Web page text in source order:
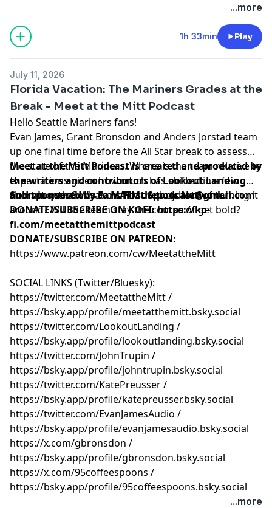
...more
1h 33min Play
July 11, 2026
Florida Vacation: The Mariners Grades at the
Break - Meet at the Mitt Podcast
Hello Seattle Mariners fans!
Evan James, Grant Bronsdon and Anders Jorstad team
up one final time before the All Star break to assess
the state of the Mariners. Where is the team relative to
expectations given how much has shifted in a few
short months? What chance do they have of turning it
around? Will the team stay the course of get bold?
Meet at the Mitt Podcast is created and produced by
the writers and contributors ofLookout Landing
and sponsored byFans First Sports Network.
Submit questions toMATMthepodcast@gmail.com
DONATE/SUBSCRIBE ON KOFI:https://ko-
fi.com/meetatthemittpodcast
DONATE/SUBSCRIBE ON PATREON:
https://www.patreon.com/cw/MeetattheMitt⁠⁠⁠⁠⁠⁠⁠⁠⁠⁠⁠⁠⁠⁠⁠⁠⁠⁠⁠⁠⁠⁠⁠⁠⁠⁠⁠⁠⁠⁠⁠⁠⁠
SOCIAL LINKS (Twitter/Bluesky):
⁠⁠⁠⁠⁠⁠⁠⁠⁠⁠⁠⁠⁠⁠⁠⁠⁠⁠⁠⁠⁠⁠⁠⁠⁠⁠⁠⁠⁠⁠⁠⁠⁠⁠⁠⁠⁠⁠⁠⁠⁠⁠⁠⁠⁠⁠⁠⁠⁠⁠⁠⁠⁠⁠⁠⁠⁠⁠⁠⁠⁠⁠⁠⁠⁠⁠⁠⁠⁠⁠⁠⁠⁠⁠⁠⁠⁠⁠⁠⁠⁠⁠⁠⁠⁠⁠⁠⁠⁠⁠⁠⁠⁠https://twitter.com/MeetattheMitt⁠⁠⁠⁠⁠⁠⁠⁠⁠⁠⁠⁠⁠⁠⁠⁠⁠⁠⁠⁠⁠⁠⁠⁠⁠⁠⁠⁠⁠⁠⁠⁠⁠⁠⁠⁠⁠⁠⁠⁠⁠⁠⁠⁠⁠⁠⁠⁠⁠⁠⁠⁠⁠⁠⁠⁠⁠⁠⁠⁠⁠⁠⁠⁠⁠⁠⁠⁠⁠⁠⁠⁠⁠⁠⁠⁠⁠⁠⁠⁠⁠⁠⁠⁠⁠⁠⁠⁠⁠⁠⁠⁠⁠/
⁠⁠⁠⁠⁠⁠⁠⁠⁠⁠⁠⁠⁠⁠⁠⁠⁠⁠⁠⁠⁠⁠⁠⁠⁠⁠⁠⁠⁠⁠⁠⁠⁠⁠⁠⁠⁠⁠⁠⁠⁠⁠⁠⁠⁠⁠⁠⁠⁠⁠⁠⁠⁠⁠⁠⁠⁠⁠⁠⁠⁠⁠⁠⁠⁠⁠⁠⁠⁠⁠⁠⁠⁠⁠⁠⁠⁠⁠⁠⁠⁠⁠⁠⁠⁠⁠⁠⁠⁠⁠⁠⁠⁠https://bsky.app/profile/meetatthemitt.bsky.social⁠⁠⁠⁠⁠⁠⁠⁠⁠⁠⁠⁠⁠⁠⁠⁠⁠⁠⁠⁠⁠⁠⁠⁠⁠⁠⁠⁠⁠⁠⁠⁠⁠⁠⁠⁠⁠⁠⁠⁠⁠⁠⁠⁠⁠⁠⁠⁠⁠⁠⁠⁠⁠⁠⁠⁠⁠⁠⁠⁠⁠⁠⁠⁠⁠⁠⁠⁠⁠⁠⁠⁠⁠⁠⁠⁠⁠⁠⁠⁠⁠⁠⁠⁠⁠⁠⁠⁠⁠⁠⁠⁠⁠
⁠⁠⁠⁠⁠⁠⁠⁠⁠⁠⁠⁠⁠⁠⁠⁠⁠⁠⁠⁠⁠⁠⁠⁠⁠⁠⁠⁠⁠⁠⁠⁠⁠⁠⁠⁠⁠⁠⁠⁠⁠⁠⁠⁠⁠⁠⁠⁠⁠⁠⁠⁠⁠⁠⁠⁠⁠⁠⁠⁠⁠⁠⁠⁠⁠⁠⁠⁠⁠⁠⁠⁠⁠⁠⁠⁠⁠⁠⁠⁠⁠⁠⁠⁠⁠⁠⁠⁠⁠⁠⁠⁠⁠https://twitter.com/LookoutLanding⁠⁠⁠⁠⁠⁠⁠⁠⁠⁠⁠⁠⁠⁠⁠⁠⁠⁠⁠⁠⁠⁠⁠⁠⁠⁠⁠⁠⁠⁠⁠⁠⁠⁠⁠⁠⁠⁠⁠⁠⁠⁠⁠⁠⁠⁠⁠⁠⁠⁠⁠⁠⁠⁠⁠⁠⁠⁠⁠⁠⁠⁠⁠⁠⁠⁠⁠⁠⁠⁠⁠⁠⁠⁠⁠⁠⁠⁠⁠⁠⁠⁠⁠⁠⁠⁠⁠⁠⁠⁠⁠⁠⁠ /
⁠⁠⁠⁠⁠⁠⁠⁠⁠⁠⁠⁠⁠⁠⁠⁠⁠⁠⁠⁠⁠⁠⁠⁠⁠⁠⁠⁠⁠⁠⁠⁠⁠⁠⁠⁠⁠⁠⁠⁠⁠⁠⁠⁠⁠⁠⁠⁠⁠⁠⁠⁠⁠⁠⁠⁠⁠⁠⁠⁠⁠⁠⁠⁠⁠⁠⁠⁠⁠⁠⁠⁠⁠⁠⁠⁠⁠⁠⁠⁠⁠⁠⁠⁠⁠⁠⁠⁠⁠⁠⁠⁠⁠https://bsky.app/profile/lookoutlanding.bsky.social⁠⁠⁠⁠⁠⁠⁠⁠⁠⁠⁠⁠⁠⁠⁠⁠⁠⁠⁠⁠⁠⁠⁠⁠⁠⁠⁠⁠⁠⁠⁠⁠⁠⁠⁠⁠⁠⁠⁠⁠⁠⁠⁠⁠⁠⁠⁠⁠⁠⁠⁠⁠⁠⁠⁠⁠⁠⁠⁠⁠⁠⁠⁠⁠⁠⁠⁠⁠⁠⁠⁠⁠⁠⁠⁠⁠⁠⁠⁠⁠⁠⁠⁠⁠⁠⁠⁠⁠⁠⁠⁠⁠⁠
⁠⁠⁠⁠⁠⁠⁠⁠⁠⁠⁠⁠⁠⁠⁠⁠⁠⁠⁠⁠⁠⁠⁠⁠⁠⁠⁠⁠⁠⁠⁠⁠⁠⁠⁠⁠⁠⁠⁠⁠⁠⁠⁠⁠⁠⁠⁠⁠⁠⁠⁠⁠⁠⁠⁠⁠⁠⁠⁠⁠⁠⁠⁠⁠⁠⁠⁠⁠⁠⁠⁠⁠⁠⁠⁠⁠⁠⁠⁠⁠⁠⁠⁠⁠⁠⁠⁠⁠⁠⁠⁠⁠⁠https://twitter.com/JohnTrupin⁠⁠⁠⁠⁠⁠⁠⁠⁠⁠⁠⁠⁠⁠⁠⁠⁠⁠⁠⁠⁠⁠⁠⁠⁠⁠⁠⁠⁠⁠⁠⁠⁠⁠⁠⁠⁠⁠⁠⁠⁠⁠⁠⁠⁠⁠⁠⁠⁠⁠⁠⁠⁠⁠⁠⁠⁠⁠⁠⁠⁠⁠⁠⁠⁠⁠⁠⁠⁠⁠⁠⁠⁠⁠⁠⁠⁠⁠⁠⁠⁠⁠⁠⁠⁠⁠⁠⁠⁠⁠⁠⁠⁠ /
⁠⁠⁠⁠⁠⁠⁠⁠⁠⁠⁠⁠⁠⁠⁠⁠⁠⁠⁠⁠⁠⁠⁠⁠⁠⁠⁠⁠⁠⁠⁠⁠⁠⁠⁠⁠⁠⁠⁠⁠⁠⁠⁠⁠⁠⁠⁠⁠⁠⁠⁠⁠⁠⁠⁠⁠⁠⁠⁠⁠⁠⁠⁠⁠⁠⁠⁠⁠⁠⁠⁠⁠⁠⁠⁠⁠⁠⁠⁠⁠⁠⁠⁠⁠⁠⁠⁠⁠⁠⁠⁠⁠⁠https://bsky.app/profile/johntrupin.bsky.social⁠⁠⁠⁠⁠⁠⁠⁠⁠⁠⁠⁠⁠⁠⁠⁠⁠⁠⁠⁠⁠⁠⁠⁠⁠⁠⁠⁠⁠⁠⁠⁠⁠⁠⁠⁠⁠⁠⁠⁠⁠⁠⁠⁠⁠⁠⁠⁠⁠⁠⁠⁠⁠⁠⁠⁠⁠⁠⁠⁠⁠⁠⁠⁠⁠⁠⁠⁠⁠⁠⁠⁠⁠⁠⁠⁠⁠⁠⁠⁠⁠⁠⁠⁠⁠⁠⁠⁠⁠⁠⁠⁠⁠
⁠⁠⁠⁠⁠⁠⁠⁠⁠⁠⁠⁠⁠⁠⁠⁠⁠⁠⁠⁠⁠⁠⁠⁠⁠⁠⁠⁠⁠⁠⁠⁠⁠⁠⁠⁠⁠⁠⁠⁠⁠⁠⁠⁠⁠⁠⁠⁠⁠⁠⁠⁠⁠⁠⁠⁠⁠⁠⁠⁠⁠⁠⁠⁠⁠⁠⁠⁠⁠⁠⁠⁠⁠⁠⁠⁠⁠⁠⁠⁠⁠⁠⁠⁠⁠⁠⁠⁠⁠⁠⁠⁠⁠https://twitter.com/KatePreusser⁠⁠⁠⁠⁠⁠⁠⁠⁠⁠⁠⁠⁠⁠⁠⁠⁠⁠⁠⁠⁠⁠⁠⁠⁠⁠⁠⁠⁠⁠⁠⁠⁠⁠⁠⁠⁠⁠⁠⁠⁠⁠⁠⁠⁠⁠⁠⁠⁠⁠⁠⁠⁠⁠⁠⁠⁠⁠⁠⁠⁠⁠⁠⁠⁠⁠⁠⁠⁠⁠⁠⁠⁠⁠⁠⁠⁠⁠⁠⁠⁠⁠⁠⁠⁠⁠⁠⁠⁠⁠⁠⁠⁠/
⁠⁠⁠⁠⁠⁠⁠⁠⁠⁠⁠⁠⁠⁠⁠⁠⁠⁠⁠⁠⁠⁠⁠⁠⁠⁠⁠⁠⁠⁠⁠⁠⁠⁠⁠⁠⁠⁠⁠⁠⁠⁠⁠⁠⁠⁠⁠⁠⁠⁠⁠⁠⁠⁠⁠⁠⁠⁠⁠⁠⁠⁠⁠⁠⁠⁠⁠⁠⁠⁠⁠⁠⁠⁠⁠⁠⁠⁠⁠⁠⁠⁠⁠⁠⁠⁠⁠⁠⁠⁠⁠⁠⁠https://bsky.app/profile/katepreusser.bsky.social⁠⁠⁠⁠⁠⁠⁠⁠⁠⁠⁠⁠⁠⁠⁠⁠⁠⁠⁠⁠⁠⁠⁠⁠⁠⁠⁠⁠⁠⁠⁠⁠⁠⁠⁠⁠⁠⁠⁠⁠⁠⁠⁠⁠⁠⁠⁠⁠⁠⁠⁠⁠⁠⁠⁠⁠⁠⁠⁠⁠⁠⁠⁠⁠⁠⁠⁠⁠⁠⁠⁠⁠⁠⁠⁠⁠⁠⁠⁠⁠⁠⁠⁠⁠⁠⁠⁠⁠⁠⁠⁠⁠⁠
⁠⁠⁠⁠⁠⁠⁠⁠⁠⁠⁠⁠⁠⁠⁠⁠⁠⁠⁠⁠⁠⁠⁠⁠⁠⁠⁠⁠⁠⁠⁠⁠⁠⁠⁠⁠⁠⁠⁠⁠⁠⁠⁠⁠⁠⁠⁠⁠⁠⁠⁠⁠⁠⁠⁠⁠⁠⁠⁠⁠⁠⁠⁠⁠⁠⁠⁠⁠⁠⁠⁠⁠⁠⁠⁠⁠⁠⁠⁠⁠⁠⁠⁠⁠⁠⁠⁠⁠⁠⁠⁠⁠⁠https://twitter.com/EvanJamesAudio⁠⁠⁠⁠⁠⁠⁠⁠⁠⁠⁠⁠⁠⁠⁠⁠⁠⁠⁠⁠⁠⁠⁠⁠⁠⁠⁠⁠⁠⁠⁠⁠⁠⁠⁠⁠⁠⁠⁠⁠⁠⁠⁠⁠⁠⁠⁠⁠⁠⁠⁠⁠⁠⁠⁠⁠⁠⁠⁠⁠⁠⁠⁠⁠⁠⁠⁠⁠⁠⁠⁠⁠⁠⁠⁠⁠⁠⁠⁠⁠⁠⁠⁠⁠⁠⁠⁠⁠⁠⁠⁠⁠⁠ /
⁠⁠⁠⁠⁠⁠⁠⁠⁠⁠⁠⁠⁠⁠⁠⁠⁠⁠⁠⁠⁠⁠⁠⁠⁠⁠⁠⁠⁠⁠⁠⁠⁠⁠⁠⁠⁠⁠⁠⁠⁠⁠⁠⁠⁠⁠⁠⁠⁠⁠⁠⁠⁠⁠⁠⁠⁠⁠⁠⁠⁠⁠⁠⁠⁠⁠⁠⁠⁠⁠⁠⁠⁠⁠⁠⁠⁠⁠⁠⁠⁠⁠⁠⁠⁠⁠⁠⁠⁠⁠⁠⁠⁠https://bsky.app/profile/evanjamesaudio.bsky.social⁠⁠⁠⁠⁠⁠⁠⁠⁠⁠⁠⁠⁠⁠⁠⁠⁠⁠⁠⁠⁠⁠⁠⁠⁠⁠⁠⁠⁠⁠⁠⁠⁠⁠⁠⁠⁠⁠⁠⁠⁠⁠⁠⁠⁠⁠⁠⁠⁠⁠⁠⁠⁠⁠⁠⁠⁠⁠⁠⁠⁠⁠⁠⁠⁠⁠⁠⁠⁠⁠⁠⁠⁠⁠⁠⁠⁠⁠⁠⁠⁠⁠⁠⁠⁠⁠⁠⁠⁠⁠⁠⁠⁠
⁠⁠⁠⁠⁠⁠⁠⁠⁠⁠⁠⁠⁠⁠⁠⁠⁠⁠⁠⁠⁠⁠⁠⁠⁠⁠⁠⁠⁠⁠⁠⁠⁠⁠⁠⁠⁠⁠⁠⁠⁠⁠⁠⁠⁠⁠⁠⁠⁠⁠⁠⁠⁠⁠⁠⁠⁠⁠⁠⁠⁠⁠⁠⁠⁠⁠⁠⁠⁠⁠⁠⁠⁠⁠⁠⁠⁠⁠⁠⁠⁠⁠⁠⁠⁠⁠⁠⁠⁠⁠⁠⁠⁠https://x.com/gbronsdon⁠⁠⁠⁠⁠⁠⁠⁠⁠⁠⁠⁠⁠⁠⁠⁠⁠⁠⁠⁠⁠⁠⁠⁠⁠⁠⁠⁠⁠⁠⁠⁠⁠⁠⁠⁠⁠⁠⁠⁠⁠⁠⁠⁠⁠⁠⁠⁠⁠⁠⁠⁠⁠⁠⁠⁠⁠⁠⁠⁠⁠⁠⁠⁠⁠⁠⁠⁠⁠⁠⁠⁠⁠⁠⁠⁠⁠⁠⁠⁠⁠⁠⁠⁠⁠⁠⁠⁠⁠⁠⁠⁠⁠ /
⁠⁠⁠⁠⁠⁠⁠⁠⁠⁠⁠⁠⁠⁠⁠⁠⁠⁠⁠⁠⁠⁠⁠⁠⁠⁠⁠⁠⁠⁠⁠⁠⁠⁠⁠⁠⁠⁠⁠⁠⁠⁠⁠⁠⁠⁠⁠⁠⁠⁠⁠⁠⁠⁠⁠⁠⁠⁠⁠⁠⁠⁠⁠⁠⁠⁠⁠⁠⁠⁠⁠⁠⁠⁠⁠⁠⁠⁠⁠⁠⁠⁠⁠⁠⁠⁠⁠⁠⁠⁠⁠⁠⁠https://bsky.app/profile/gbronsdon.bsky.social⁠⁠⁠⁠⁠⁠⁠⁠⁠⁠⁠⁠⁠⁠⁠⁠⁠⁠⁠⁠⁠⁠⁠⁠⁠⁠⁠⁠⁠⁠⁠⁠⁠⁠⁠⁠⁠⁠⁠⁠⁠⁠⁠⁠⁠⁠⁠⁠⁠⁠⁠⁠⁠⁠⁠⁠⁠⁠⁠⁠⁠⁠⁠⁠⁠⁠⁠⁠⁠⁠⁠⁠⁠⁠⁠⁠⁠⁠⁠⁠⁠⁠⁠⁠⁠⁠⁠⁠⁠⁠⁠⁠⁠
⁠⁠⁠⁠⁠⁠⁠⁠⁠⁠⁠⁠⁠⁠⁠⁠⁠⁠⁠⁠⁠⁠⁠⁠⁠⁠⁠⁠⁠⁠⁠⁠⁠⁠⁠⁠⁠⁠⁠⁠⁠⁠⁠⁠⁠⁠⁠⁠⁠⁠⁠⁠⁠⁠⁠⁠⁠⁠⁠⁠⁠⁠⁠⁠⁠⁠⁠⁠⁠⁠⁠⁠⁠⁠⁠⁠⁠⁠⁠⁠⁠⁠⁠⁠⁠⁠⁠⁠⁠⁠⁠⁠⁠https://x.com/95coffeespoons⁠⁠⁠⁠⁠⁠⁠⁠⁠⁠⁠⁠⁠⁠⁠⁠⁠⁠⁠⁠⁠⁠⁠⁠⁠⁠⁠⁠⁠⁠⁠⁠⁠⁠⁠⁠⁠⁠⁠⁠⁠⁠⁠⁠⁠⁠⁠⁠⁠⁠⁠⁠⁠⁠⁠⁠⁠⁠⁠⁠⁠⁠⁠⁠⁠⁠⁠⁠⁠⁠⁠⁠⁠⁠⁠⁠⁠⁠⁠⁠⁠⁠⁠⁠⁠⁠⁠⁠⁠⁠⁠⁠⁠ /
⁠⁠⁠⁠⁠⁠⁠⁠⁠⁠⁠⁠⁠⁠⁠⁠⁠⁠⁠⁠⁠⁠⁠⁠⁠⁠⁠⁠⁠⁠⁠⁠⁠⁠⁠⁠⁠⁠⁠⁠⁠⁠⁠⁠⁠⁠⁠⁠⁠⁠⁠⁠⁠⁠⁠⁠⁠⁠⁠⁠⁠⁠⁠⁠⁠⁠⁠⁠⁠⁠⁠⁠⁠⁠⁠⁠⁠⁠⁠⁠⁠⁠⁠⁠⁠⁠⁠⁠⁠⁠⁠⁠⁠https://bsky.app/profile/95coffeespoons.bsky.social⁠⁠⁠⁠⁠⁠⁠⁠⁠⁠⁠⁠⁠⁠⁠⁠⁠⁠⁠⁠⁠⁠⁠⁠⁠⁠⁠⁠⁠⁠⁠⁠⁠⁠⁠⁠⁠⁠⁠⁠⁠⁠⁠⁠⁠⁠⁠⁠⁠⁠⁠
...more